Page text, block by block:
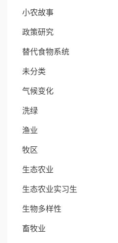
小农故事
政策研究
替代食物系统
未分类
气候变化
洗绿
渔业
牧区
生态农业
生态农业实习生
生物多样性
畜牧业